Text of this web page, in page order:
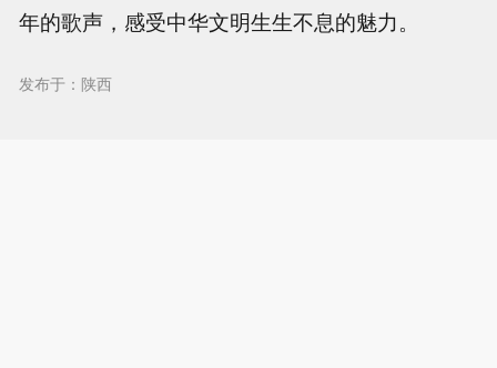
年的歌声，感受中华文明生生不息的魅力。
发布于：陕西